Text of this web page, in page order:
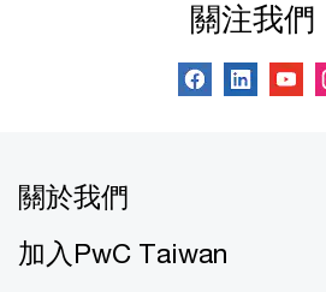
關注我們
關於我們
加入PwC Taiwan